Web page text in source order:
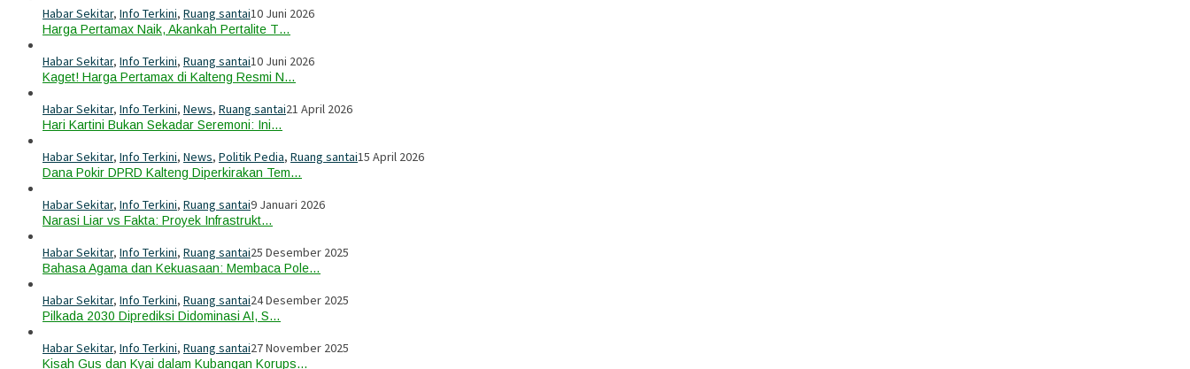
Habar Sekitar, Info Terkini, Ruang santai10 Juni 2026
Harga Pertamax Naik, Akankah Pertalite T…
Habar Sekitar, Info Terkini, Ruang santai10 Juni 2026
Kaget! Harga Pertamax di Kalteng Resmi N…
Habar Sekitar, Info Terkini, News, Ruang santai21 April 2026
Hari Kartini Bukan Sekadar Seremoni: Ini…
Habar Sekitar, Info Terkini, News, Politik Pedia, Ruang santai15 April 2026
Dana Pokir DPRD Kalteng Diperkirakan Tem…
Habar Sekitar, Info Terkini, Ruang santai9 Januari 2026
Narasi Liar vs Fakta: Proyek Infrastrukt…
Habar Sekitar, Info Terkini, Ruang santai25 Desember 2025
Bahasa Agama dan Kekuasaan: Membaca Pole…
Habar Sekitar, Info Terkini, Ruang santai24 Desember 2025
Pilkada 2030 Diprediksi Didominasi AI, S…
Habar Sekitar, Info Terkini, Ruang santai27 November 2025
Kisah Gus dan Kyai dalam Kubangan Korups…